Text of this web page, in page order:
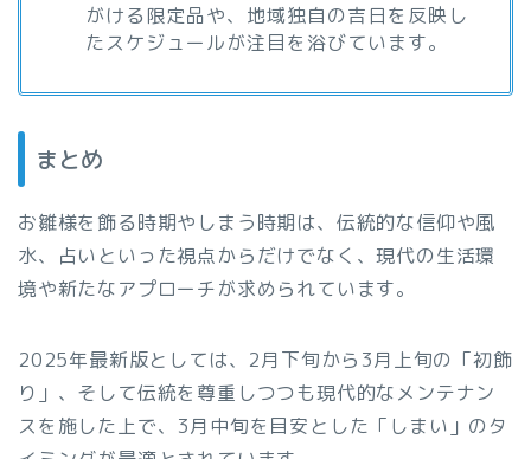
がける限定品や、地域独自の吉日を反映し
たスケジュールが注目を浴びています。
まとめ
お雛様を飾る時期やしまう時期は、伝統的な信仰や風
水、占いといった視点からだけでなく、現代の生活環
境や新たなアプローチが求められています。
2025年最新版としては、2月下旬から3月上旬の「初飾
り」、そして伝統を尊重しつつも現代的なメンテナン
スを施した上で、3月中旬を目安とした「しまい」のタ